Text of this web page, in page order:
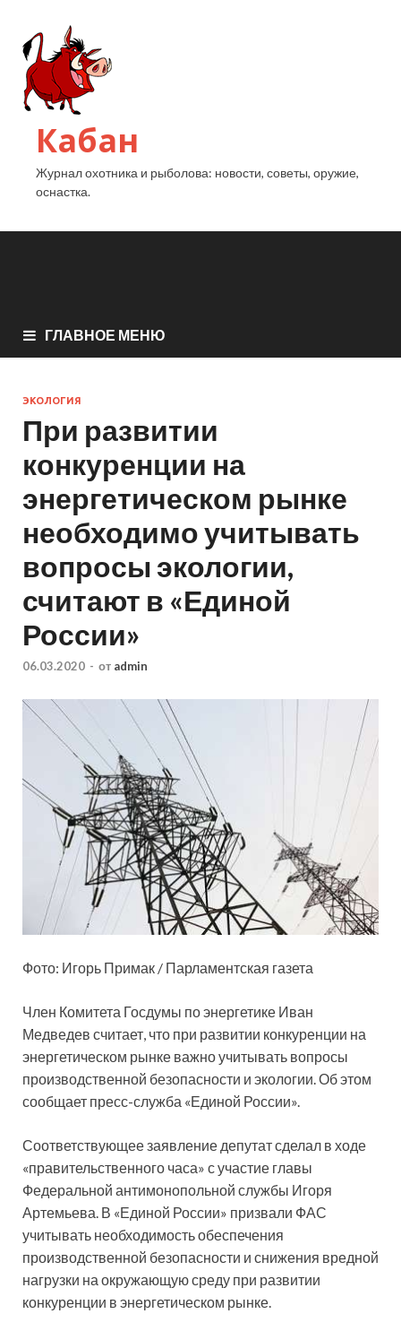
Кабан
Журнал охотника и рыболова: новости, советы, оружие,
оснастка.
ГЛАВНОЕ МЕНЮ
ЭКОЛОГИЯ
При развитии
конкуренции на
энергетическом рынке
необходимо учитывать
вопросы экологии,
считают в «Единой
России»
06.03.2020 - от admin
Фото: Игорь Примак / Парламентская газета
Член Комитета Госдумы по энергетике Иван
Медведев считает, что при развитии конкуренции на
энергетическом рынке важно учитывать вопросы
производственной безопасности и экологии. Об этом
сообщает пресс-служба «Единой России».
Соответствующее заявление депутат сделал в ходе
«правительственного часа» с участие главы
Федеральной антимонопольной службы Игоря
Артемьева. В «Единой России» призвали ФАС
учитывать необходимость обеспечения
производственной безопасности и снижения вредной
нагрузки на окружающую среду при развитии
конкуренции в энергетическом рынке.